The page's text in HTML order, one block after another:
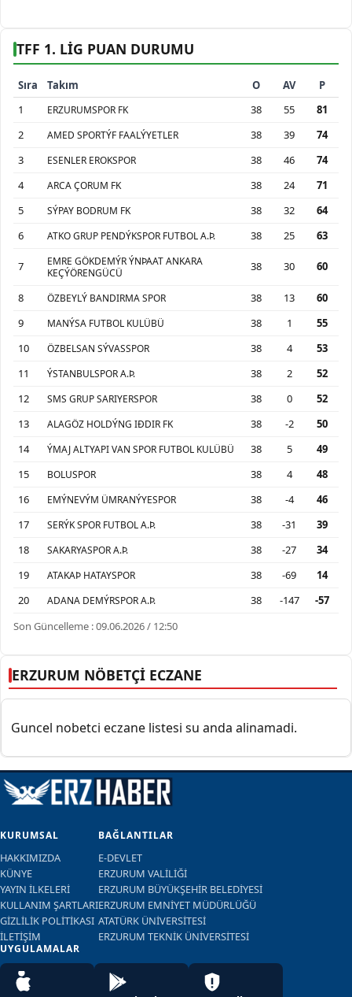
TFF 1. LİG PUAN DURUMU
Sıra Takım O AV
P
1
ERZURUMSPOR FK 38 55
81
2
AMED SPORTÝF FAALÝYETLER 38 39
74
3
ESENLER EROKSPOR 38 46
74
4
ARCA ÇORUM FK 38 24
71
5
SÝPAY BODRUM FK 38 32
64
6
ATKO GRUP PENDÝKSPOR FUTBOL A.Þ. 38 25 63
7
EMRE GÖKDEMÝR ÝNÞAAT ANKARA
KEÇÝÖRENGÜCÜ
38 30 60
8 ÖZBEYLÝ BANDIRMA SPOR 38 13
60
9
MANÝSA FUTBOL KULÜBÜ 38 1
55
10
ÖZBELSAN SÝVASSPOR 38 4
53
11
ÝSTANBULSPOR A.Þ. 38 2
52
12
SMS GRUP SARIYERSPOR 38 0
52
13
ALAGÖZ HOLDÝNG IÐDIR FK 38 -2
50
14
ÝMAJ ALTYAPI VAN SPOR FUTBOL KULÜBÜ 38 5
49
15
BOLUSPOR 38 4
48
16
EMÝNEVÝM ÜMRANÝYESPOR 38 -4
46
17
SERÝK SPOR FUTBOL A.Þ. 38 -31
39
18
SAKARYASPOR A.Þ. 38 -27
34
19
ATAKAÞ HATAYSPOR 38 -69
14
20
ADANA DEMÝRSPOR A.Þ. 38 -147
-57
Son Güncelleme : 09.06.2026 / 12:50
ERZURUM NÖBETÇİ ECZANE
Guncel nobetci eczane listesi su anda alinamadi.
KURUMSAL
HAKKIMIZDA
KÜNYE
YAYIN İLKELERİ
KULLANIM ŞARTLARI
GİZLİLİK POLİTİKASI
İLETİŞİM
BAĞLANTILAR
E-DEVLET
ERZURUM VALİLİĞİ
ERZURUM BÜYÜKŞEHİR BELEDİYESİ
ERZURUM EMNİYET MÜDÜRLÜĞÜ
ATATÜRK ÜNİVERSİTESİ
ERZURUM TEKNİK ÜNİVERSİTESİ
UYGULAMALAR